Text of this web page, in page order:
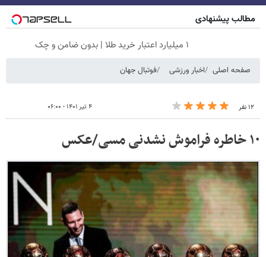
مطالب پیشنهادی
۱ میلیارد اعتبار خرید طلا | بدون ضامن و چک
صفحه اصلی اخبار ورزشی فوتبال جهان
۱۲ نفر ۴ تیر ۱۴۰۱ - ۰۶:۰۰
۱۰ خاطره فراموش نشدنی مسی/عکس